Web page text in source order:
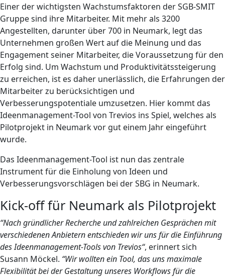
Einer der wichtigsten Wachstumsfaktoren der SGB-SMIT
Gruppe sind ihre Mitarbeiter. Mit mehr als 3200
Angestellten, darunter über 700 in Neumark, legt das
Unternehmen großen Wert auf die Meinung und das
Engagement seiner Mitarbeiter, die Voraussetzung für den
Erfolg sind. Um Wachstum und Produktivitätssteigerung
zu erreichen, ist es daher unerlässlich, die Erfahrungen der
Mitarbeiter zu berücksichtigen und
Verbesserungspotentiale umzusetzen. Hier kommt das
Ideenmanagement-Tool von Trevios ins Spiel, welches als
Pilotprojekt in Neumark vor gut einem Jahr eingeführt
wurde.
Das Ideenmanagement-Tool ist nun das zentrale
Instrument für die Einholung von Ideen und
Verbesserungsvorschlägen bei der SBG in Neumark.
Kick-off für Neumark als Pilotprojekt
“Nach gründlicher Recherche und zahlreichen Gesprächen mit
verschiedenen Anbietern entschieden wir uns für die Einführung
des Ideenmanagement-Tools von Trevios“, erinnert sich
Susann Möckel. “Wir wollten ein Tool, das uns maximale
Flexibilität bei der Gestaltung unseres Workflows für die